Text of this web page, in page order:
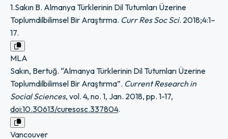
1.Sakın B. Almanya Türklerinin Dil Tutumları Üzerine
Toplumdilbilimsel Bir Araştırma. Curr Res Soc Sci. 2018;4:1–
17.
MLA
Sakın, Bertuğ. “Almanya Türklerinin Dil Tutumları Üzerine
Toplumdilbilimsel Bir Araştırma”. Current Research in
Social Sciences, vol. 4, no. 1, Jan. 2018, pp. 1-17,
doi:10.30613/curesosc.337804.
Vancouver